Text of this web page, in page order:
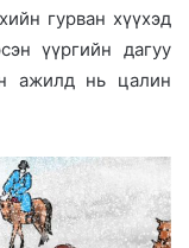
гурван хүүхэд
үүргийн дагуу
ажилд нь цалин